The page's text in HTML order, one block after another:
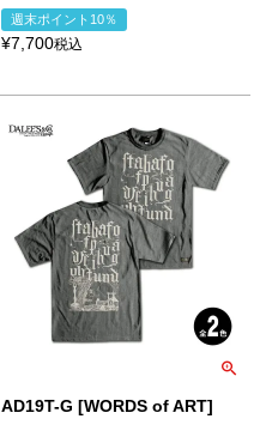
週末ポイント10％
¥7,700税込
AD19T-G [WORDS of ART]